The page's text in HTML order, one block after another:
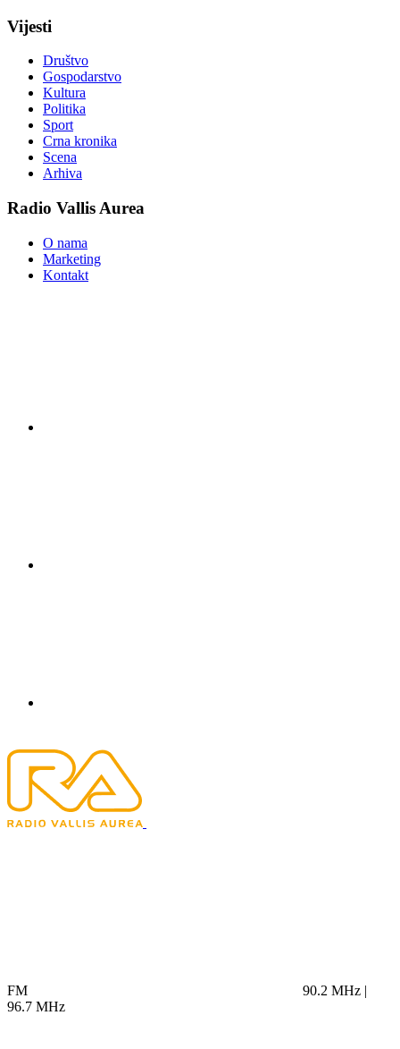
Vijesti
Društvo
Gospodarstvo
Kultura
Politika
Sport
Crna kronika
Scena
Arhiva
Radio Vallis Aurea
O nama
Marketing
Kontakt
FM
90.2 MHz |
96.7 MHz